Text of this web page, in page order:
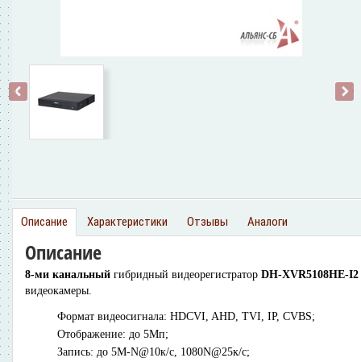
‹ ›
Описание Характеристики Отзывы Аналоги
Описание
8-ми канальный гибридный видеорегистратор DH-XVR5108HE-I2
видеокамеры.
Формат видеосигнала: HDCVI, AHD, TVI, IP, CVBS;
Отображение: до 5Мп;
Запись: до 5M-N@10к/с, 1080N@25к/с;